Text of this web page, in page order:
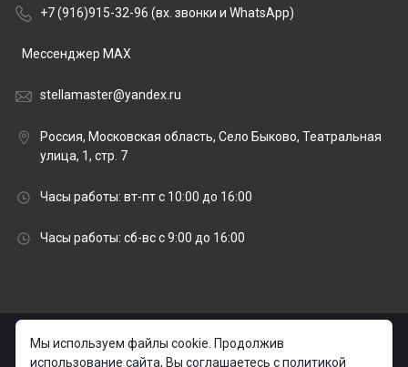
+7 (916)915-32-96 (вх. звонки и WhatsApp)
Мессенджер MAX
stellamaster@yandex.ru
Россия, Московская область, Село Быково, Театральная
улица, 1, стр. 7
Часы работы: вт-пт с 10:00 до 16:00
Часы работы: сб-вс с 9:00 до 16:00
© 2026 stellamaster.ru | «Стелла Мастер» Гранитная
мастерская |
Мы используем файлы cookie. Продолжив
использование сайта, Вы соглашаетесь с политикой